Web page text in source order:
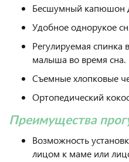
Бесшумный капюшон
Удобное однорукое
Регулируемая спинка
малыша во время сна.
Съемные хлопковые
Ортопедический
Преимущества
Возможность
лицом к маме или